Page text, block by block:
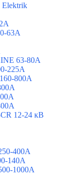
Elektrik
63A
63-80A
225А
800А
12-24 кВ
400A
140A
1000A